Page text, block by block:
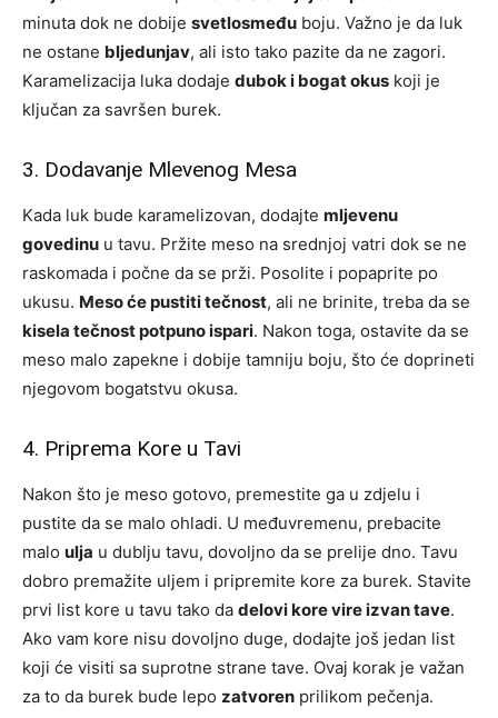
minuta dok ne dobije svetlosmeđu boju. Važno je da luk
ne ostane bljedunjav, ali isto tako pazite da ne zagori.
Karamelizacija luka dodaje dubok i bogat okus koji je
ključan za savršen burek.
3. Dodavanje Mlevenog Mesa
Kada luk bude karamelizovan, dodajte mljevenu
govedinu u tavu. Pržite meso na srednjoj vatri dok se ne
raskomada i počne da se prži. Posolite i popaprite po
ukusu. Meso će pustiti tečnost, ali ne brinite, treba da se
kisela tečnost potpuno ispari. Nakon toga, ostavite da se
meso malo zapekne i dobije tamniju boju, što će doprineti
njegovom bogatstvu okusa.
4. Priprema Kore u Tavi
Nakon što je meso gotovo, premestite ga u zdjelu i
pustite da se malo ohladi. U međuvremenu, prebacite
malo ulja u dublju tavu, dovoljno da se prelije dno. Tavu
dobro premažite uljem i pripremite kore za burek. Stavite
prvi list kore u tavu tako da delovi kore vire izvan tave.
Ako vam kore nisu dovoljno duge, dodajte još jedan list
koji će visiti sa suprotne strane tave. Ovaj korak je važan
za to da burek bude lepo zatvoren prilikom pečenja.